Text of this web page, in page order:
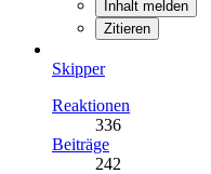
Inhalt melden
Zitieren
Skipper
Reaktionen
336
Beiträge
242